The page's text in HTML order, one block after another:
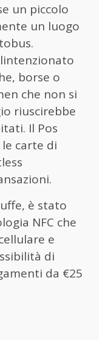
un piccolo
un luogo
borse o
che non si
riuscirebbe
Il Pos
carte di
è stato
NFC che
e
di
da €25